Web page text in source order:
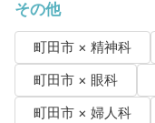
その他
町田市 × 精神科
町田市 × 眼科
町田市 × 婦人科